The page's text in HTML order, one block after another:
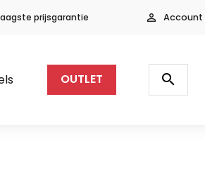
prijsgarantie person_outline Account
OUTLET
Producten
zoeken
search